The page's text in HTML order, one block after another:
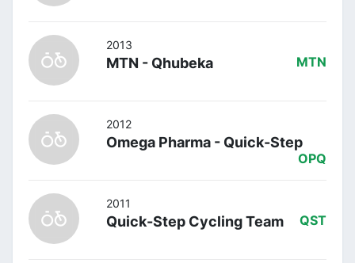
2013
MTN - Qhubeka MTN
2012
Omega Pharma - Quick-Step
OPQ
2011
Quick-Step Cycling Team QST